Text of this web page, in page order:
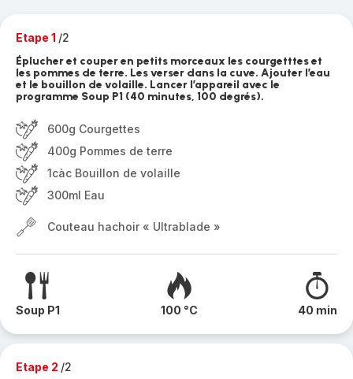
Etape 1 /2
Éplucher et couper en petits morceaux les courgetttes et
les pommes de terre. Les verser dans la cuve. Ajouter l’eau
et le bouillon de volaille. Lancer l’appareil avec le
programme Soup P1 (40 minutes, 100 degrés).
600g Courgettes
400g Pommes de terre
1càc Bouillon de volaille
300ml Eau
Couteau hachoir « Ultrablade »
Soup P1 100 °C 40 min
Etape 2 /2